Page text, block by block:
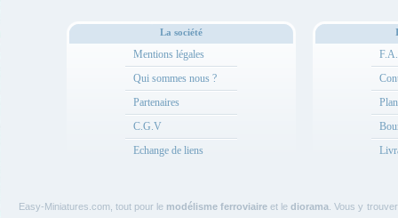
La société
Mentions légales
Qui sommes nous ?
Partenaires
C.G.V
Echange de liens
Easy-Miniatures.com, tout pour le modélisme ferroviaireet lediorama . Vous y